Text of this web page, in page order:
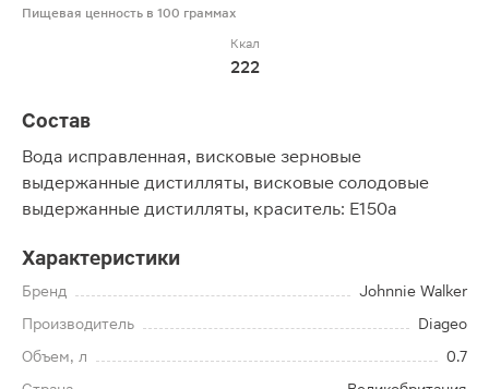
Пищевая ценность в 100 граммах
Ккал
222
Состав
Вода исправленная, висковые зерновые
выдержанные дистилляты, висковые солодовые
выдержанные дистилляты, краситель: Е150а
Характеристики
Бренд
Johnnie Walker
Производитель
Diageo
Объем, л
0.7